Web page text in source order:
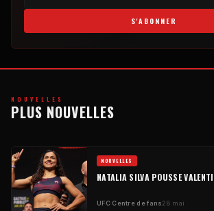
S'ABONNER
NOUVELLES
PLUS NOUVELLES
NOUVELLES
NATALIA SILVA POUSSE
UFCCentre de fans28 mai